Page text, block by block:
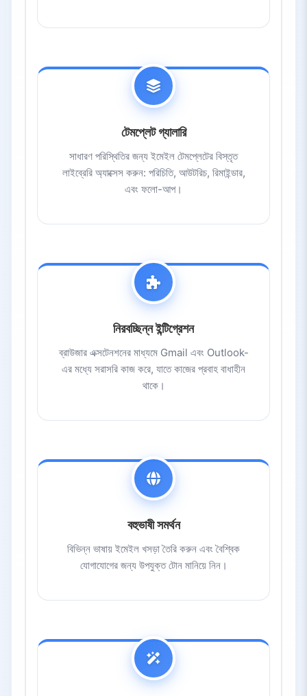
টেমপ্লেট গ্যালারি
সাধারণ পরিস্থিতির জন্য ইমেইল টেমপ্লেটের বিস্তৃত
লাইব্রেরি অ্যাক্সেস করুন: পরিচিতি, আউটরিচ, রিমাইন্ডার,
এবং ফলো-আপ।
নিরবচ্ছিন্ন ইন্টিগ্রেশন
ব্রাউজার এক্সটেনশনের মাধ্যমে Gmail এবং Outlook-
এর মধ্যে সরাসরি কাজ করে, যাতে কাজের প্রবাহ বাধাহীন
থাকে।
বহুভাষী সমর্থন
বিভিন্ন ভাষায় ইমেইল খসড়া তৈরি করুন এবং বৈশ্বিক
যোগাযোগের জন্য উপযুক্ত টোন মানিয়ে নিন।